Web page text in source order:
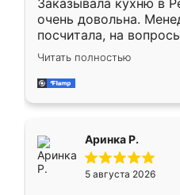
Заказывала кухню в
очень довольна.
посчитала, на
Замерщик приехал в
делу со всей
за день, ребята
Читать полностью
Аринка Р.
5 августа 2026